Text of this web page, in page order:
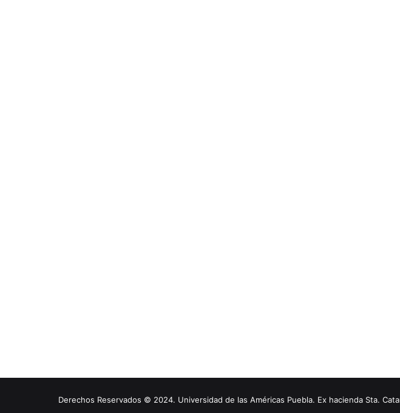
Derechos Reservados © 2024. Universidad de las Américas Puebla. Ex hacienda Sta.